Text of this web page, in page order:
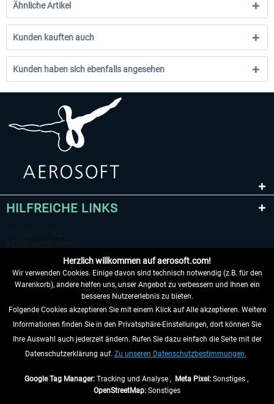
Ähnliche Artikel
Kunden kauften auch
Kunden haben sich ebenfalls angesehen
HILFREICHE LINKS
VERTRAG WIDERRUFEN
INFORMATIONEN
Herzlich willkommen auf aerosoft.com!
Wir verwenden Cookies. Einige davon sind technisch notwendig (z.B. für den
Warenkorb), andere helfen uns, unser Angebot zu verbessern und Ihnen ein
besseres Nutzererlebnis zu bieten.
Folgende Cookies akzeptieren Sie mit einem Klick auf Alle akzeptieren. Weitere
Informationen finden Sie in den Privatsphäre-Einstellungen, dort können Sie
Ihre Auswahl auch jederzeit ändern. Rufen Sie dazu einfach die Seite mit der
Datenschutzerklärung auf. Zu unseren Datenschutzbestimmungen.
Google Tag Manager:Tracking und Analyse , Meta Pixel:Sonstiges ,
OpenStreetMap: Sonstiges